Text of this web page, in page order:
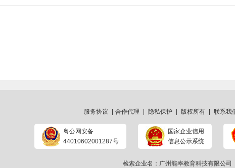
服务协议 合作代理 隐私保护 版权所有 联系我
粤公网安备
44010602001287号
国家企业信用
信息公示系统
检索企业名：广州能率教育科技有限公司